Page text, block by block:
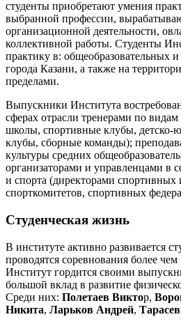
студенты приобретают умения
выбранной профессии,
организационной деятельности,
коллективной работы. Студенты
практику в: общеобразовательных
города Казани, а также на
пределами.
Выпускники Института
сферах отрасли тренерами по
школы, спортивные клубы, детско-
клубы, сборные команды);
культуры средних
организаторами и управленцами в
и спорта (директорами спортивных
спорткомитетов, спортивных
Студенческая жизнь
В институте активно развивается
проводятся соревнования более
Институт гордится своими
большой вклад в развитие
Среди них: Полетаев Виктор,
Никита, Ларьков Андрей,